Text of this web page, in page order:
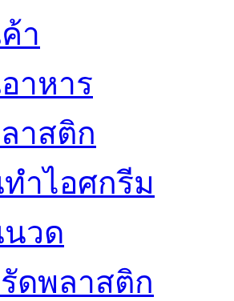
า
าหาร
าสติก
ำไอศกรีม
วด
ดพลาสติก